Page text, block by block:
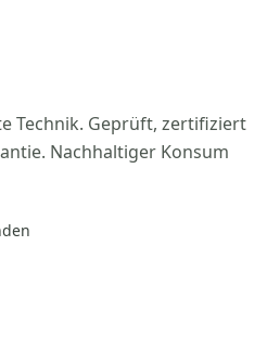
Technik. Geprüft, zertifiziert
Nachhaltiger Konsum